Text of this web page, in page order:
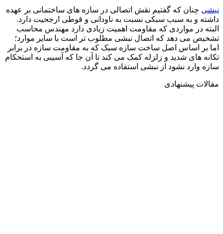
نبشی چنان که گفتیم نقش اتصالی در سازه های ساختمانی بر عهده
داشته و به سبب سبکی نسبت به ناودانی و قوطی ارجحیت دارد.
البته در مواردی که مقاومت اهمیت زیادی دارد مهندس محاسب
تشخیص می دهد که اتصال نبشی مطلوب تر است یا سایر موارد؛
اما بر اساس اصل ساخت سازه سبک که به مقاومت سازه در برابر
تکانه های شدید و زلزله کمک می کند تا آن جا که آسیبی به استحکام
سازه وارد نشود از نبشی استفاده می گردد.
مقالات پیشنهادی